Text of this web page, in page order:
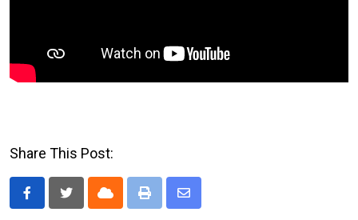
Share This Post:
Cloud Print
Share